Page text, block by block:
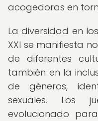
acogedoras en
La diversidad en
XXI se manifiesta
de diferentes
también en la
de géneros,
sexuales. Los
evolucionado